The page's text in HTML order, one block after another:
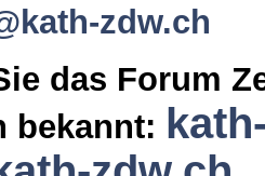
zdw.ch
das Forum
bekannt: